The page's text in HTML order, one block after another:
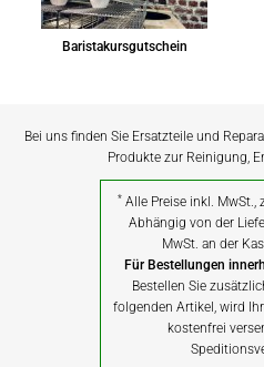
Baristakursgutschein
Bei uns finden Sie Ersatzteile und
Produkte zur Reinigung,
* Alle Preise inkl. MwSt.,
Abhängig von der
MwSt. an der
Für Bestellungen
Bestellen Sie
folgenden Artikel, wird
kostenfrei